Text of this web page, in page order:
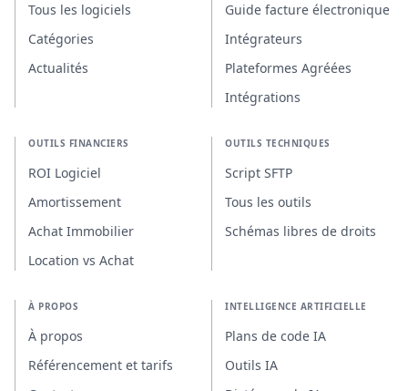
Tous les logiciels
Catégories
Actualités
Guide facture électronique
Intégrateurs
Plateformes Agréées
Intégrations
OUTILS FINANCIERS
ROI Logiciel
Amortissement
Achat Immobilier
Location vs Achat
OUTILS TECHNIQUES
Script SFTP
Tous les outils
Schémas libres de droits
À PROPOS
À propos
Référencement et tarifs
INTELLIGENCE ARTIFICIELLE
Plans de code IA
Outils IA